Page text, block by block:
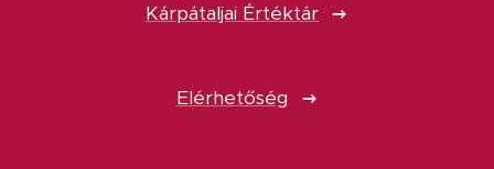
Kárpátaljai Értéktár
Elérhetőség